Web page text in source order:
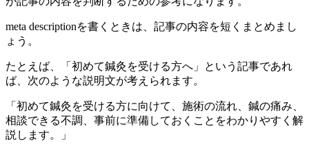
meta descriptionを書くときは、記事の内容を短くまとめまし
ょう。
たとえば、「初めて鍼灸を受ける方へ」という記事であれ
ば、次のような説明文が考えられます。
「初めて鍼灸を受ける方に向けて、施術の流れ、鍼の痛み、
相談できる不調、事前に準備しておくことをわかりやすく解
説します。」